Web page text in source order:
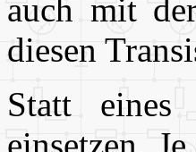
auch mit
diesen
Statt